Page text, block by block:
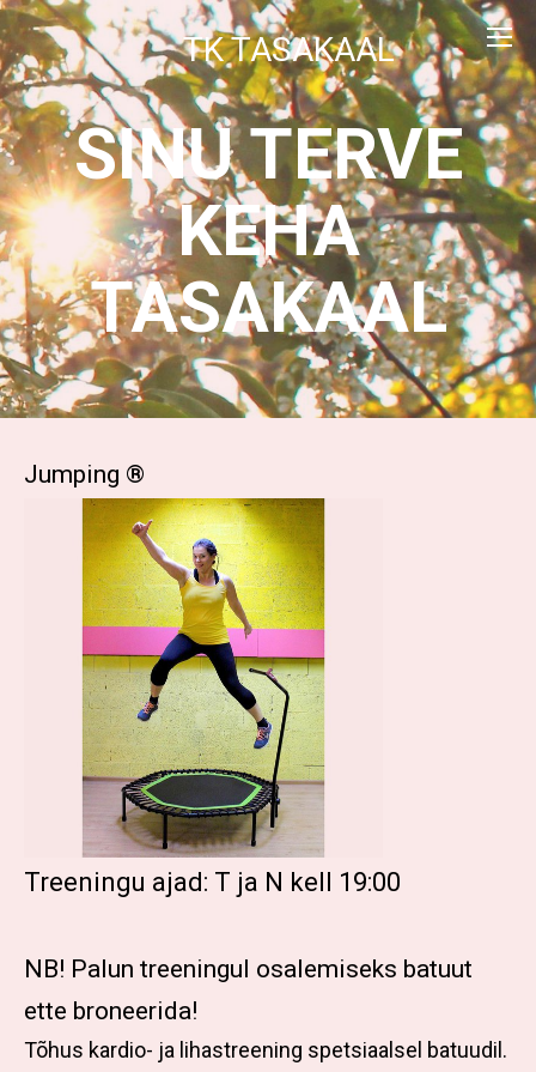
TK TASAKAAL
SINU TERVE
KEHA
TASAKAAL
Jumping ®
Treeningu ajad: T ja N kell 19:00
NB! Palun treeningul osalemiseks batuut
ette broneerida!
Tõhus kardio- ja lihastreening spetsiaalsel batuudil.